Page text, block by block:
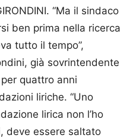
“Ma il sindaco
ben prima nella ricerca
tutto il tempo”,
già sovrintendente
quattro anni
liriche. “Uno
lirica non l’ho
deve essere saltato